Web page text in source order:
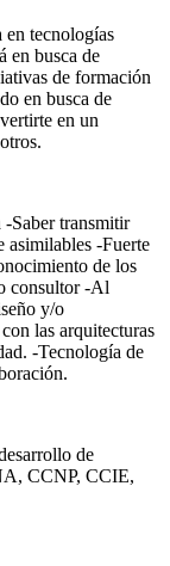
tecnologías
en busca de
de formación
en busca de
en un
Saber transmitir
asimilables -Fuerte
de los
consultor -Al
y/o
las arquitecturas
-Tecnología de
de
CCNP, CCIE,